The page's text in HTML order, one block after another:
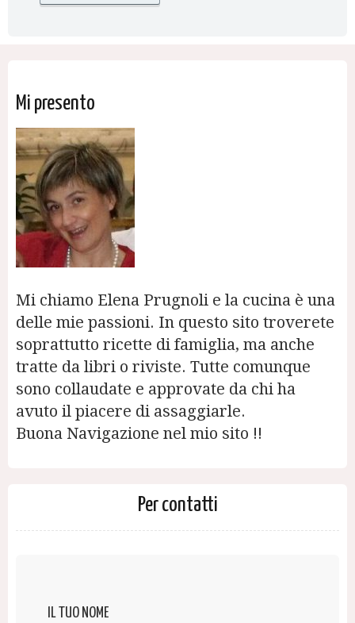
Mi presento
Mi chiamo Elena Prugnoli e la cucina è una
delle mie passioni. In questo sito troverete
soprattutto ricette di famiglia, ma anche
tratte da libri o riviste. Tutte comunque
sono collaudate e approvate da chi ha
avuto il piacere di assaggiarle.
Buona Navigazione nel mio sito !!
Per contatti
IL TUO NOME